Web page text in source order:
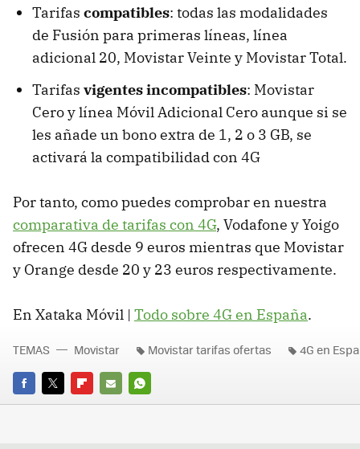
Tarifas compatibles: todas las modalidades
de Fusión para primeras líneas, línea
adicional 20, Movistar Veinte y Movistar Total.
Tarifas vigentes incompatibles: Movistar
Cero y línea Móvil Adicional Cero aunque si se
les añade un bono extra de 1, 2 o 3 GB, se
activará la compatibilidad con 4G
Por tanto, como puedes comprobar en nuestra
comparativa de tarifas con 4G, Vodafone y Yoigo
ofrecen 4G desde 9 euros mientras que Movistar
y Orange desde 20 y 23 euros respectivamente.
En Xataka Móvil | Todo sobre 4G en España.
FACEBOOK
TWITTERFLIPBOARD
E-
WHATSAPP
TEMAS Movistar Movistar tarifas ofertas 4G en